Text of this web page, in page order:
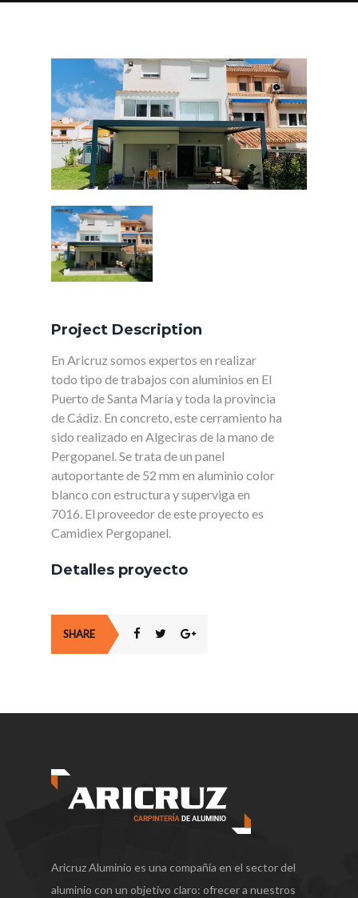
Project Description
En Aricruz somos expertos en realizar
todo tipo de trabajos con aluminios en El
Puerto de Santa María y toda la provincia
de Cádiz. En concreto, este cerramiento ha
sido realizado en Algeciras de la mano de
Pergopanel. Se trata de un panel
autoportante de 52 mm en aluminio color
blanco con estructura y superviga en
7016. El proveedor de este proyecto es
Camidiex Pergopanel.
Detalles proyecto
SHARE
Aricruz Aluminio es una compañía en el sector del
aluminio con un objetivo claro: ofrecer a nuestros